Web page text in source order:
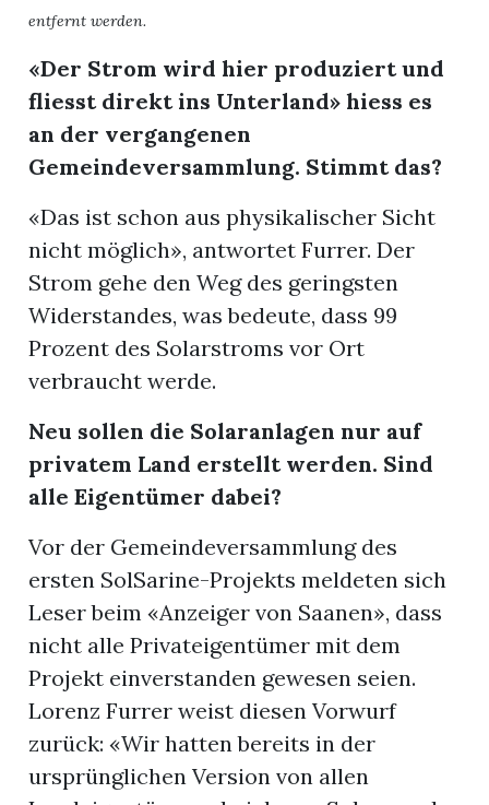
entfernt werden.
«Der Strom wird hier produziert und
fliesst direkt ins Unterland» hiess es
an der vergangenen
Gemeindeversammlung. Stimmt das?
«Das ist schon aus physikalischer Sicht
nicht möglich», antwortet Furrer. Der
Strom gehe den Weg des geringsten
Widerstandes, was bedeute, dass 99
Prozent des Solarstroms vor Ort
verbraucht werde.
Neu sollen die Solaranlagennur auf
privatem Land erstellt werden. Sind
alle Eigentümer dabei?
Vor der Gemeindeversammlung des
ersten SolSarine-Projekts meldeten sich
Leser beim «Anzeiger von Saanen», dass
nicht alle Privateigentümer mit dem
Projekt einverstanden gewesen seien.
Lorenz Furrer weist diesen Vorwurf
zurück: «Wir hatten bereits in der
ursprünglichen Version von allen